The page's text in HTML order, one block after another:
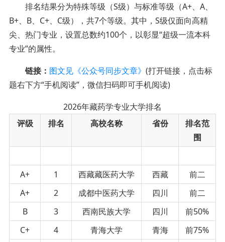
排名结果分为特殊等级（S级）与标准等级（A+、A、
B+、B、C+、C级），共7个等级。其中，S级仅面向高精
尖、热门专业，设置总数约100个，以彰显“超级一流本科
专业”的属性。
链接： 图文见《公众号同步文章》 (打开链接，点击标
题右下方“手机阅读”，微信扫码即可手机阅读)
2026年藏药学专业大学排名
评级
排名 高校名称 省份
排名范
围
A+ 1 西藏藏医药大学 西藏
前二
A+
2 成都中医药大学 四川
前二
B
3 西南民族大学 四川
前50%
C+
4 青海大学 青海
前75%